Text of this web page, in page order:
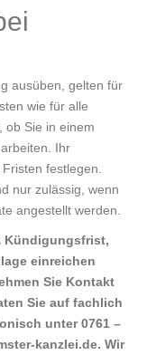
ausüben, gelten für
wie für alle
ob Sie in einem
Ihr
festlegen.
nur zulässig, wenn
angestellt werden.
Kündigungsfrist,
einreichen
Sie Kontakt
Sie auf fachlich
unter 0761 –
kanzlei.de. Wir